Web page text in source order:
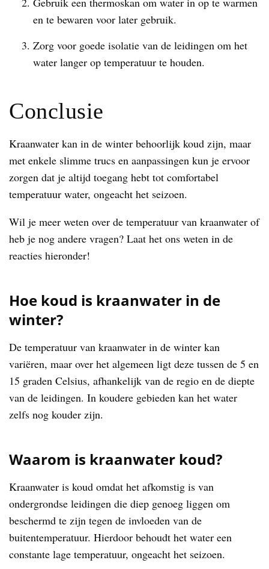
en te bewaren voor later gebruik.
Zorg voor goede isolatie van de leidingen om het
water langer op temperatuur te houden.
Conclusie
Kraanwater kan in de winter behoorlijk koud zijn, maar
met enkele slimme trucs en aanpassingen kun je ervoor
zorgen dat je altijd toegang hebt tot comfortabel
temperatuur water, ongeacht het seizoen.
Wil je meer weten over de temperatuur van kraanwater of
heb je nog andere vragen? Laat het ons weten in de
reacties hieronder!
Hoe koud is kraanwater in de
winter?
De temperatuur van kraanwater in de winter kan
variëren, maar over het algemeen ligt deze tussen de 5 en
15 graden Celsius, afhankelijk van de regio en de diepte
van de leidingen. In koudere gebieden kan het water
zelfs nog kouder zijn.
Waarom is kraanwater koud?
Kraanwater is koud omdat het afkomstig is van
ondergrondse leidingen die diep genoeg liggen om
beschermd te zijn tegen de invloeden van de
buitentemperatuur. Hierdoor behoudt het water een
constante lage temperatuur, ongeacht het seizoen.